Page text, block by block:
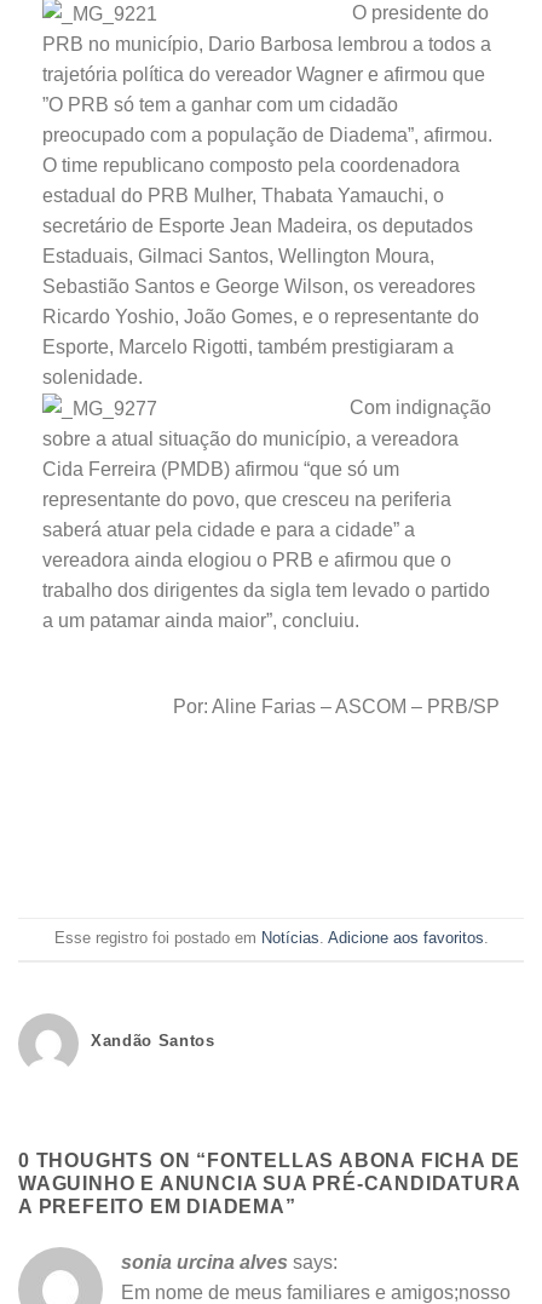
O presidente do
PRB no município, Dario Barbosa lembrou a todos a
trajetória política do vereador Wagner e afirmou que
”O PRB só tem a ganhar com um cidadão
preocupado com a população de Diadema”, afirmou.
O time republicano composto pela coordenadora
estadual do PRB Mulher, Thabata Yamauchi, o
secretário de Esporte Jean Madeira, os deputados
Estaduais, Gilmaci Santos, Wellington Moura,
Sebastião Santos e George Wilson, os vereadores
Ricardo Yoshio, João Gomes, e o representante do
Esporte, Marcelo Rigotti, também prestigiaram a
solenidade.
Com indignação
sobre a atual situação do município, a vereadora
Cida Ferreira (PMDB) afirmou “que só um
representante do povo, que cresceu na periferia
saberá atuar pela cidade e para a cidade” a
vereadora ainda elogiou o PRB e afirmou que o
trabalho dos dirigentes da sigla tem levado o partido
a um patamar ainda maior”, concluiu.
Por: Aline Farias – ASCOM – PRB/SP
Esse registro foi postado em Notícias Adicione aos favoritos
Xandão Santos
0 THOUGHTS ON “ FONTELLAS ABONA FICHA DE
WAGUINHO E ANUNCIA SUA PRÉ-CANDIDATURA
A PREFEITO EM DIADEMA”
sonia urcina alves says:
Em nome de meus familiares e amigos;nosso